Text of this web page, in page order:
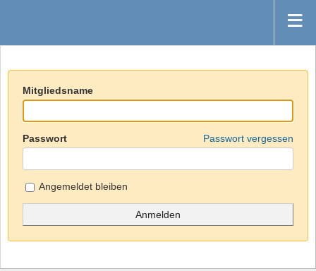
Mitgliedsname
Passwort Passwort vergessen
Angemeldet bleiben